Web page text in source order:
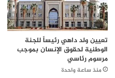
تعيين ولد داهي رئيساً للجنة
الوطنية لحقوق الإنسان بموجب
مرسوم رئاسي
منذ ساعة واحدة